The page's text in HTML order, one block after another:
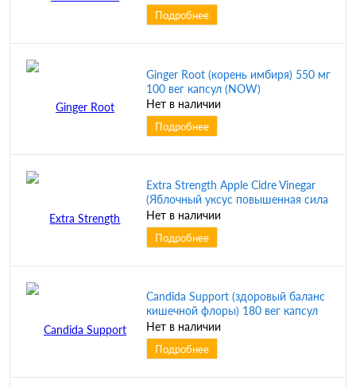
Подробнее
Ginger Root (корень имбиря) 550 мг
100 вег капсул (NOW)
Нет в наличии
Подробнее
Extra Strength Apple Cidre Vinegar
(Яблочный уксус повышенная сила
действия) 750 мг 180 таблеток
(NOW)
Нет в наличии
Подробнее
Candida Support (здоровый баланс
кишечной флоры) 180 вег капсул
(NOW)
Нет в наличии
Подробнее